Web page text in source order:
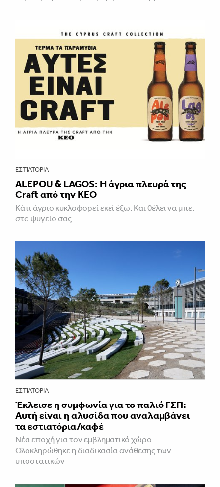
ΕΣΤΙΑΤΌΡΙΑ
ALEPOU & LAGOS: Η άγρια πλευρά της
Craft από την ΚΕΟ
Κάτι άγριο κυκλοφορεί εκεί έξω. Και θέλει να μπει
στο ψυγείο σας
ΕΣΤΙΑΤΌΡΙΑ
Έκλεισε η συμφωνία για το παλιό ΓΣΠ:
Αυτή είναι η αλυσίδα που αναλαμβάνει
τα εστιατόρια/καφέ
Νέα εποχή για τον εμβληματικό χώρο –
Ολοκληρώθηκε η διαδικασία ανάθεσης των
υποστατικών